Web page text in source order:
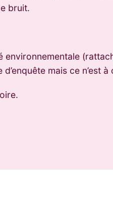
bruit.
mais ce n’est